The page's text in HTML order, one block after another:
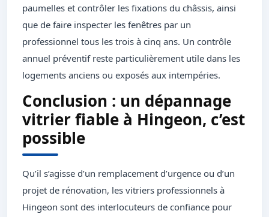
paumelles et contrôler les fixations du châssis, ainsi
que de faire inspecter les fenêtres par un
professionnel tous les trois à cinq ans. Un contrôle
annuel préventif reste particulièrement utile dans les
logements anciens ou exposés aux intempéries.
Conclusion : un dépannage
vitrier fiable à Hingeon, c’est
possible
Qu’il s’agisse d’un remplacement d’urgence ou d’un
projet de rénovation, les vitriers professionnels à
Hingeon sont des interlocuteurs de confiance pour